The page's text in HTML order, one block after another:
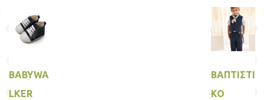
επιλογές
μπορούν
να
σελίδα
Οι
στη
BABYWA
LKER
ΒΑΠΤΙΣΤΙ
ΚΟ